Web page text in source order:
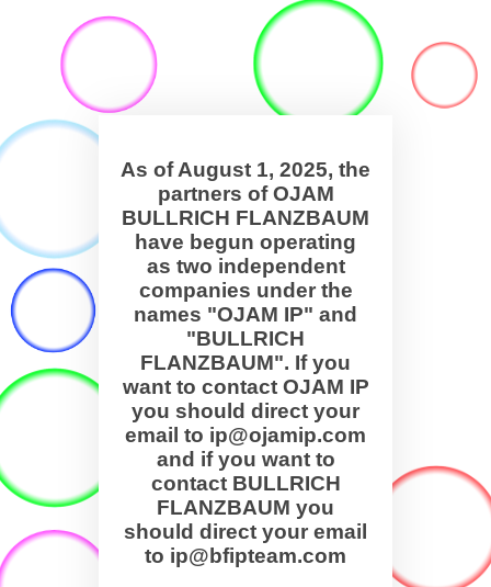
As of August 1, 2025, the
partners of OJAM
BULLRICH FLANZBAUM
have begun operating
as two independent
companies under the
names "OJAM IP" and
"BULLRICH
FLANZBAUM". If you
want to contact OJAM IP
you should direct your
email to ip@ojamip.com
and if you want to
contact BULLRICH
FLANZBAUM you
should direct your email
to ip@bfipteam.com